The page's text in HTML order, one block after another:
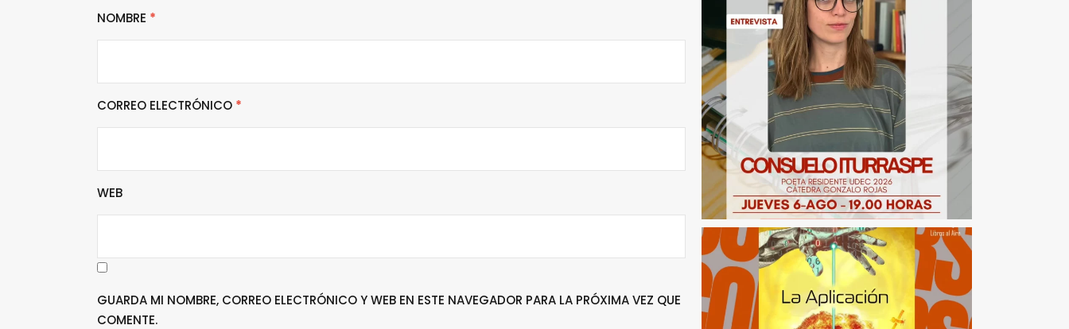
NOMBRE *
CORREO ELECTRÓNICO *
WEB
GUARDA MI NOMBRE, CORREO ELECTRÓNICO Y WEB EN ESTE NAVEGADOR PARA LA PRÓXIMA VEZ QUE
COMENTE.